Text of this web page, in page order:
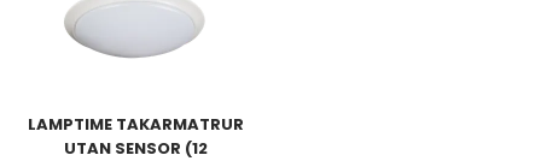
LAMPTIME TAKARMATRUR
UTAN SENSOR (12